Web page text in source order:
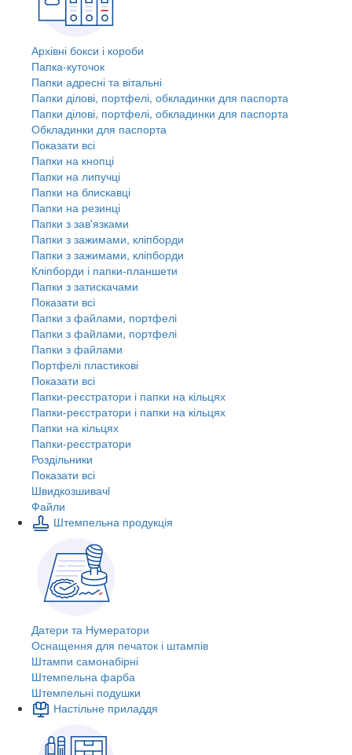
Архівні бокси і короби
Папка-куточок
Папки адресні та вітальні
Папки ділові, портфелі, обкладинки для паспорта
Папки ділові, портфелі, обкладинки для паспорта
Обкладинки для паспорта
Показати всі
Папки на кнопці
Папки на липучці
Папки на блискавці
Папки на резинці
Папки з зав'язками
Папки з зажимами, кліпборди
Папки з зажимами, кліпборди
Кліпборди і папки-планшети
Папки з затискачами
Показати всі
Папки з файлами, портфелі
Папки з файлами, портфелі
Папки з файлами
Портфелі пластикові
Показати всі
Папки-реєстратори і папки на кільцях
Папки-реєстратори і папки на кільцях
Папки на кільцях
Папки-реєстратори
Роздільники
Показати всі
Швидкозшивачi
Файли
Штемпельна продукція
Датери та Нумератори
Оснащення для печаток і штампів
Штампи самонабірні
Штемпельна фарба
Штемпельні подушки
Настільне приладдя